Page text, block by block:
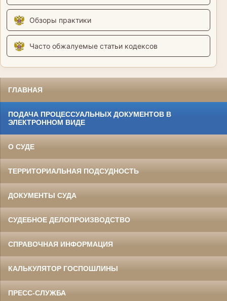
Обзоры практики
Часто обжалуемые статьи кодексов
ГЛАВНАЯ
ПОДАЧА ПРОЦЕССУАЛЬНЫХ ДОКУМЕНТОВ В
ЭЛЕКТРОННОМ ВИДЕ
О СУДЕ
ТЕРРИТОРИАЛЬНАЯ ПОДСУДНОСТЬ
ДОКУМЕНТЫ СУДА
СУДЕБНОЕ ДЕЛОПРОИЗВОДСТВО
СПРАВОЧНАЯ ИНФОРМАЦИЯ
КАЛЬКУЛЯТОР ГОСПОШЛИНЫ
ПРЕСС-СЛУЖБА